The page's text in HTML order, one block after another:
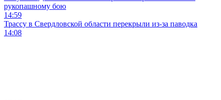
рукопашному бою
14:59
Трассу в Свердловской области перекрыли из-за паводка
14:08